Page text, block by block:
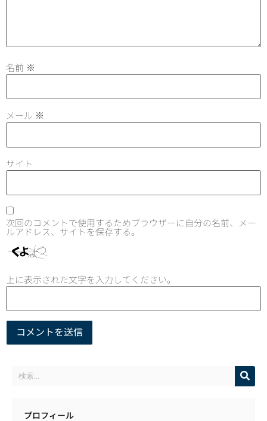
名前 ※
メール ※
サイト
次回のコメントで使用するためブラウザーに自分の名前、メー
ルアドレス、サイトを保存する。
上に表示された文字を入力してください。
プロフィール